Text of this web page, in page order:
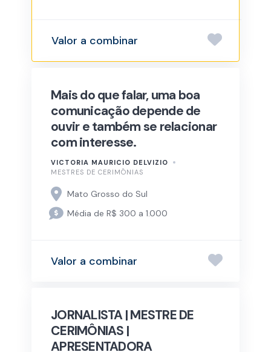
Valor a combinar
Mais do que falar, uma boa
comunicação depende de
ouvir e também se relacionar
com interesse.
VICTORIA MAURICIO DELVIZIO
MESTRES DE CERIMÔNIAS
Mato Grosso do Sul
Média de R$ 300 a 1.000
Valor a combinar
JORNALISTA | MESTRE DE
CERIMÔNIAS |
APRESENTADORA